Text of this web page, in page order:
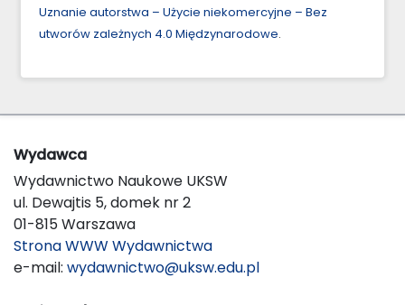
Uznanie autorstwa – Użycie niekomercyjne – Bez
utworów zależnych 4.0 Międzynarodowe.
Wydawca
Wydawnictwo Naukowe UKSW
ul. Dewajtis 5, domek nr 2
01-815 Warszawa
Strona WWW Wydawnictwa
e-mail: wydawnictwo@uksw.edu.pl